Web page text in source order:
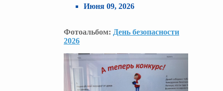
Июня 09, 2026
Фотоальбом: День безопасности
2026